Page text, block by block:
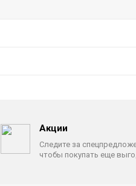
Акции
Следите за
чтобы покупать еще